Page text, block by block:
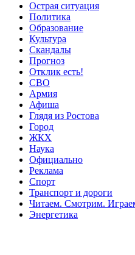
Острая ситуация
Политика
Образование
Культура
Скандалы
Прогноз
Отклик есть!
СВО
Армия
Афиша
Глядя из Ростова
Город
ЖКХ
Наука
Официально
Реклама
Спорт
Транспорт и дороги
Читаем. Смотрим.
Энергетика